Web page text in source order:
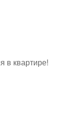
в квартире!